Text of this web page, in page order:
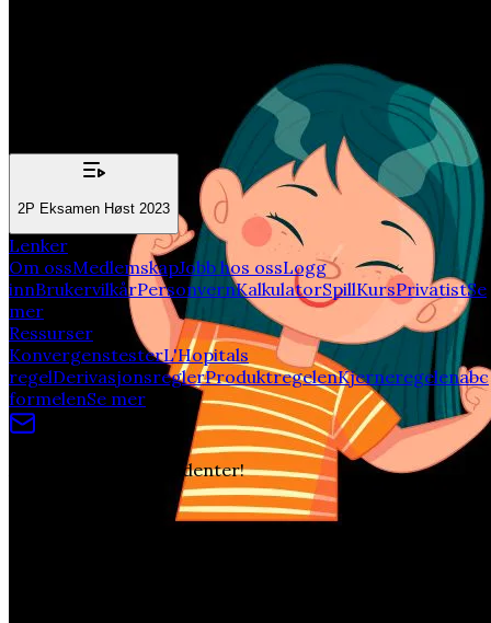
2P Eksamen Høst 2023
Lenker
Om ossMedlemskapJobb hos ossLogg
innBrukervilkårPersonvernKalkulatorSpillKursPrivatistSe
mer
Ressurser
KonvergenstesterL'Hopitals
regelDerivasjonsreglerProduktregelenKjerneregelenabc
formelenSe mer
Av studenter, for studenter!